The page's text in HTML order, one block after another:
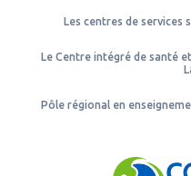
Les centres de services
Le Centre intégré de santé
Pôle régional en